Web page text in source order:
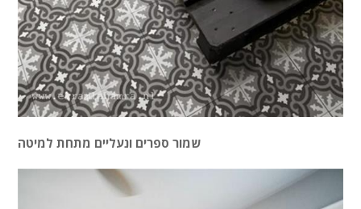
שמור ספרים ונעליים מתחת למיטה